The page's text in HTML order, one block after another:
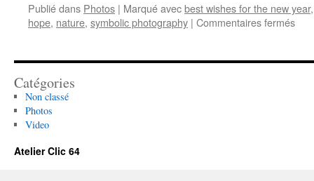
Publié dans Photos | Marqué avecbest wishes for the new year
hope, nature, symbolic photography | Commentaires ferméssur
Catégories
Non classé
Photos
Video
Atelier Clic 64